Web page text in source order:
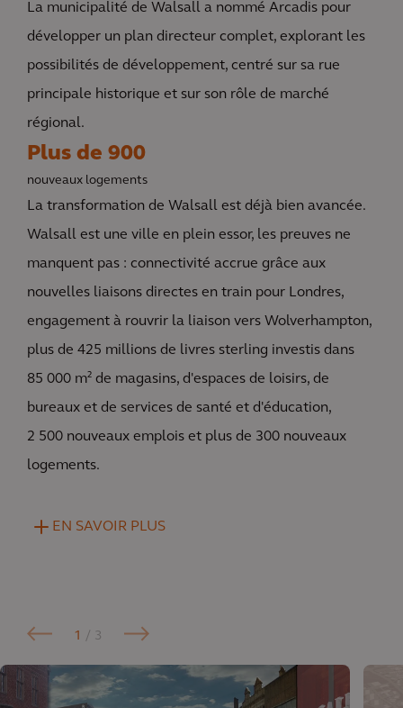
La municipalité de Walsall a nommé Arcadis pour
développer un plan directeur complet, explorant les
possibilités de développement, centré sur sa rue
principale historique et sur son rôle de marché
régional.
Plus de 900
nouveaux logements
La transformation de Walsall est déjà bien avancée.
Walsall est une ville en plein essor, les preuves ne
manquent pas : connectivité accrue grâce aux
nouvelles liaisons directes en train pour Londres,
engagement à rouvrir la liaison vers Wolverhampton,
plus de 425 millions de livres sterling investis dans
85 000 m² de magasins, d'espaces de loisirs, de
bureaux et de services de santé et d'éducation,
2 500 nouveaux emplois et plus de 300 nouveaux
logements.
EN SAVOIR PLUS
1 / 3